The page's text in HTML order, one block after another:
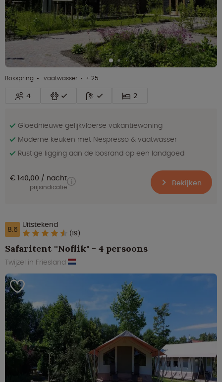
Boxspring vaatwasser + 25
4 2
Gloednieuwe gelijkvloerse vakantiewoning
Moderne keuken met Nespresso & vaatwasser
Rustige ligging aan de bosrand op een landgoed
€ 140,00 nacht
prijsindicatie Bekijken
8.6 Uitstekend
(19)
Safaritent ''Noflik" - 4 persoons
Twijzel in Friesland